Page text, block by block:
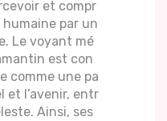
et compr
par un
Le voyant mé
est con
comme une pa
et l’avenir, entr
Ainsi, ses